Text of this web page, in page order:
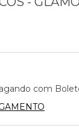
com